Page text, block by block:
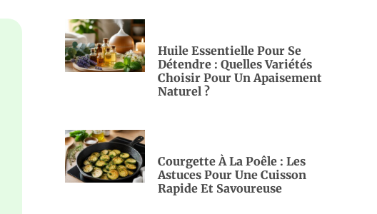
Huile Essentielle Pour Se
Détendre : Quelles Variétés
Choisir Pour Un Apaisement
Naturel ?
Courgette À La Poêle : Les
Astuces Pour Une Cuisson
Rapide Et Savoureuse